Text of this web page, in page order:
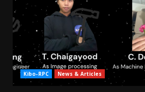
Kibo-RPC News & Articles